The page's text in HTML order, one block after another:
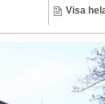
Visa